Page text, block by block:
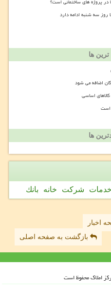
پروژه های ساختمانی است؟
ها
اضافه می شود
اساسی
ها
خدمات شركت خانه بانك
اخبار
بازگشت به صفحه اصلی